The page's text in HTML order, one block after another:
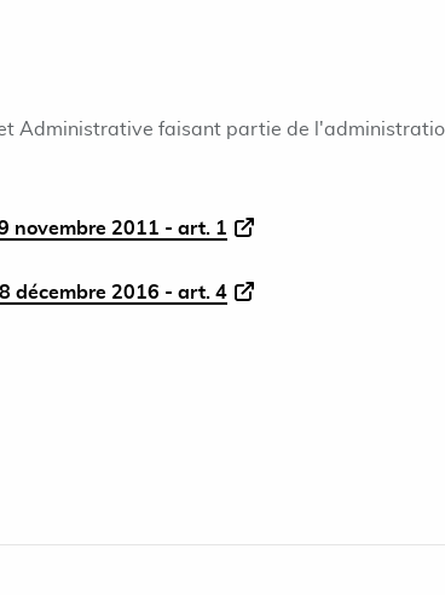
Administrative faisant partie de
novembre 2011 - art. 1
décembre 2016 - art. 4